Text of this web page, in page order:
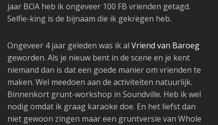
jaar BOA heb ik ongeveer 100 FB vrienden getagd.
Selfie-king is de bijnaam die ik gekregen heb.
Ongeveer 4 jaar geleden was ik al Vriend van Baroeg
geworden. Als je nieuw bent in de scene en je kent
niemand dan is dat een goede manier om vrienden te
maken. Wel meedoen aan de activiteiten natuurlijk.
Binnenkort grunt-workshop in Soundville. Heb ik wel
nodig omdat ik graag karaoke doe. En het liefst dan
niet gewoon zingen maar een gruntversie van Whole